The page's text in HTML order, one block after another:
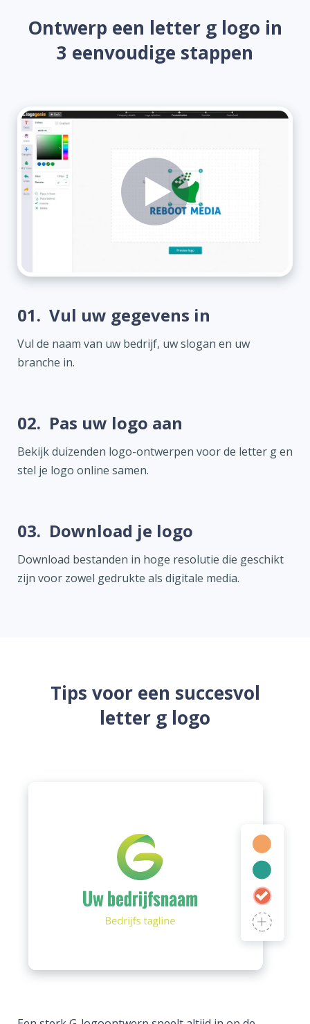
Ontwerp een letter g logo in
3 eenvoudige stappen
01. Vul uw gegevens in
Vul de naam van uw bedrijf, uw slogan en uw
branche in.
02. Pas uw logo aan
Bekijk duizenden logo-ontwerpen voor de letter g en
stel je logo online samen.
03. Download je logo
Download bestanden in hoge resolutie die geschikt
zijn voor zowel gedrukte als digitale media.
Tips voor een succesvol
letter g logo